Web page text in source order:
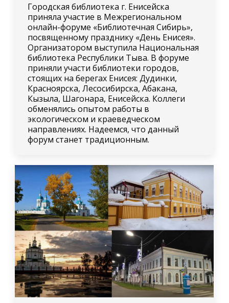
Городская библиотека г. Енисейска
приняла участие в Межрегиональном
онлайн-форуме «Библиотечная Сибирь»,
посвященному празднику «День Енисея».
Организатором выступила Национальная
библиотека Республики Тыва. В форуме
приняли участи библиотеки городов,
стоящих на берегах Енисея: Дудинки,
Красноярска, Лесосибирска, Абакана,
Кызыла, Шагонара, Енисейска. Коллеги
обменялись опытом работы в
экологическом и краеведческом
направлениях. Надеемся, что данный
форум станет традиционным.